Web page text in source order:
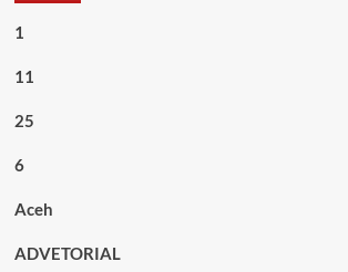
1
11
25
6
Aceh
ADVETORIAL